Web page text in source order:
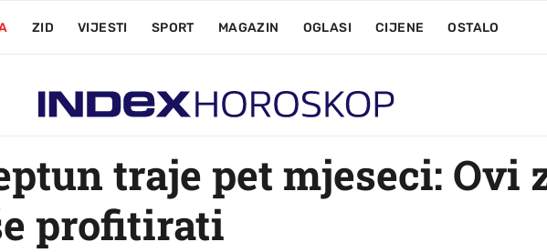
ZID VIJESTI SPORT MAGAZIN OGLASI CIJENE OSTALO
traje pet mjeseci: Ovi
profitirati